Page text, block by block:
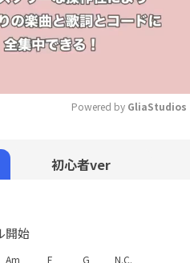
Powered by GliaStudios
初心者ver
開始
Am F G N.C.